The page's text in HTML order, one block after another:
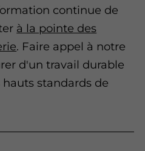
continue de
à la pointe des
. Faire appel à notre
d'un travail durable
standards de